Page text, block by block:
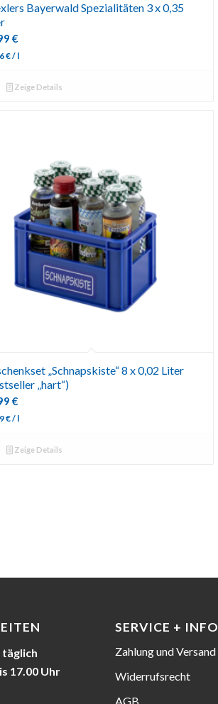
Bayerwald Spezialitäten 3 x 0,35
€
€/ l
Zeige Details
„Schnapskiste“ 8 x 0,02 Liter
„hart“)
€
€/ l
Zeige Details
täglich
17.00 Uhr
SERVICE + INFO
Zahlung und Versand
Widerrufsrecht
AGB